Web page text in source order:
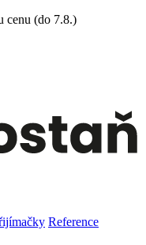
cenu (do 7.8.)
Reference